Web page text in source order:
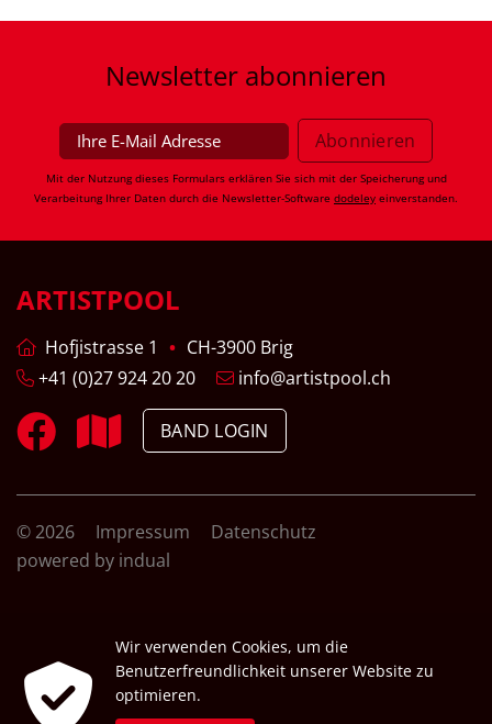
Newsletter abonnieren
Mit der Nutzung dieses Formulars erklären Sie sich mit der Speicherung und
Verarbeitung Ihrer Daten durch die Newsletter-Software dodeley einverstanden.
ARTISTPOOL
Hofjistrasse 1
CH-3900 Brig
+41 (0)27 924 20 20
info@artistpool.ch
BAND LOGIN
© 2026 Impressum
Datenschutz
powered by indual
Wir verwenden Cookies, um die
Benutzerfreundlichkeit unserer Website zu
optimieren.